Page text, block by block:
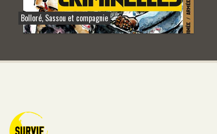
Bolloré, Sassou et compagnie